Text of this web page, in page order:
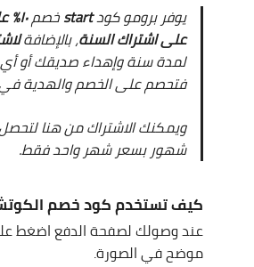
يوفر برومو كودstartخصم١٠% على اشتراك الشهر
على اشتراك السنة، بالإضافة
فتحصم على الخصم والهدية
ويمكنك الاشتراك من هنا
شهور بسعر شهر واحد فقط.
كيف تستخدم كود خصم
عند وصولك لصفحة الدفع اضغط
موضح في الصورة.